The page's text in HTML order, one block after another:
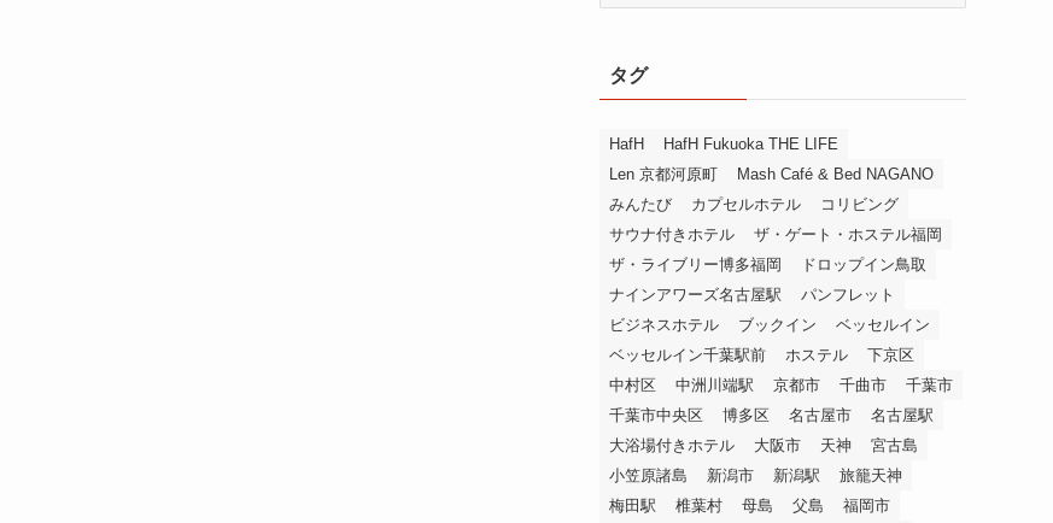
ー
か
探
す
タグ
HafH
HafH Fukuoka THE LIFE
Len 京都河原町
Mash Café & Bed NAGANO
みんたび
カプセルホテル
コリビング
サウナ付きホテル
ザ・ゲート・ホステル福岡
ザ・ライブリー博多福岡
ドロップイン鳥取
ナインアワーズ名古屋駅
パンフレット
ビジネスホテル
ブックイン
ベッセルイン
ベッセルイン千葉駅前
ホステル
下京区
中村区
中洲川端駅 京都市 千曲市
千葉市
千葉市中央区
博多区 名古屋市
名古屋駅
大浴場付きホテル
大阪市 天神
宮古島
小笠原諸島
新潟市 新潟駅
旅籠天神
梅田駅
椎葉村 母島 父島 福岡市